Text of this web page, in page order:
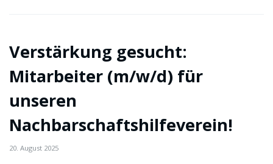
Verstärkung gesucht:
Mitarbeiter (m/w/d) für
unseren
Nachbarschaftshilfeverein!
20. August 2025